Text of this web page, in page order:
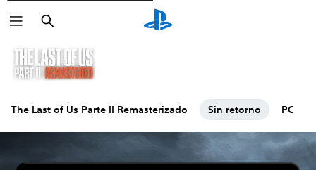
Buscar
The Last of Us Parte II Remasterizado Sin retorno PC